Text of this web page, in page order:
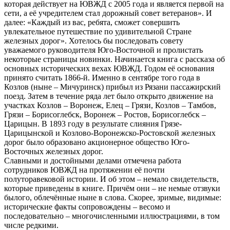
которая действует на ЮВЖД с 2005 года и является первой на
сети, а её учредителем стал дорожный совет ветеранов». И
далее: «Каждый из вас, ребята, сможет совершить
увлекательное путешествие по удивительной Стране
железных дорог». Хотелось бы последовать совету
уважаемого руководителя Юго-Восточной и пролистать
некоторые страницы новинки. Начинается книга с рассказа об
основных исторических вехах ЮВЖД. Годом её основания
принято считать 1866-й. Именно в сентябре того года в
Козлов (ныне – Мичуринск) прибыл из Рязани пассажирский
поезд. Затем в течение ряда лет было открыто движение на
участках Козлов – Воронеж, Елец – Грязи, Козлов – Тамбов,
Грязи – Борисоглебск, Воронеж – Ростов, Борисоглебск –
Царицын. В 1893 году в результате слияния Грязе-
Царицынской и Козлово-Воронежско-Ростовской железных
дорог было образовано акционерное общество Юго-
Восточных железных дорог.
Славными и достойными делами отмечена работа
сотрудников ЮВЖД на протяжении её почти
полуторавековой истории. И об этом – немало свидетельств,
которые приведены в книге. Причём они – не немые отзвуки
былого, облечённые ныне в слова. Скорее, зримые, видимые:
исторические факты сопровождены – весомо и
последовательно – многочисленными иллюстрациями, в том
числе редкими.